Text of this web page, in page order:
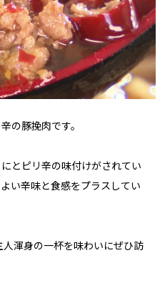
の豚挽肉です。
とピリ辛の味付けがされてい
い辛味と食感をプラスしてい
渾身の一杯を味わいにぜひ訪